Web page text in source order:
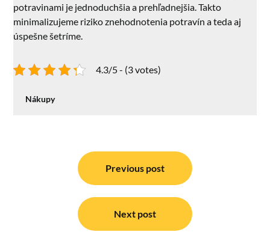
potravinami je jednoduchšia a prehľadnejšia. Takto
minimalizujeme riziko znehodnotenia potravín a teda aj
úspešne šetríme.
4.3/5 - (3 votes)
Nákupy
Previous post
Next post